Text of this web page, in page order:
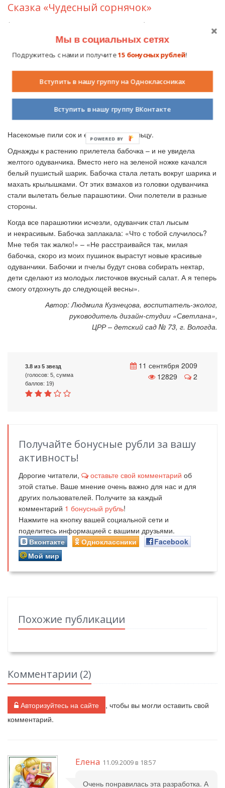
Сказка «Чудесный сорнячок»
(авторы – дети подготовительной группы)
Была зима. Одуванчик спал в земле. Но вот наступила весна,
растаял снег, и одуванчик проснулся. Захотел он посмотреть,
Сначала одуванчик стоял на зеленой ножке-стебельке, и
головка его была зеленой. Ярко светило солнышко.
Прошло время, и одуванчик раскрылся, стал желтым. К нему
прибегали дети и говорили: «Привет, одуванчик – желтый
сарафанчик!». Прилетали пчелы, бабочки, комары, мухи.
Насекомые пили сок и ели сладкую пыльцу.
Однажды к растению прилетела бабочка – и не увидела
желтого одуванчика. Вместо него на зеленой ножке качался
белый пушистый шарик. Бабочка стала летать вокруг шарика и
махать крылышками. От этих взмахов из головки одуванчика
стали вылетать белые парашютики. Они полетели в разные
стороны.
Когда все парашютики исчезли, одуванчик стал лысым
и некрасивым. Бабочка заплакала: «Что с тобой случилось?
Мне тебя так жалко!» – «Не расстраивайся так, милая
бабочка, скоро из моих пушинок вырастут новые красивые
одуванчики. Бабочки и пчелы будут снова собирать нектар,
дети сделают из молодых листочков вкусный салат. А я теперь
смогу отдохнуть до следующей весны».
Автор: Людмила Кузнецова, воспитатель-эколог,
руководитель дизайн-студии «Светлана»,
ЦРР – детский сад № 73, г. Вологда.
3.8 из 5 звезд
(голосов: 5, сумма
баллов: 19)
11 сентября 2009
12829
2
Получайте бонусные рубли за вашу
активность!
Дорогие читатели, оставьте свой комментарий об
этой статье. Ваше мнение очень важно для нас и для
других пользователей. Получите за каждый
комментарий 1 бонусный рубль!
Нажмите на кнопку вашей социальной сети и
поделитесь информацией с вашими друзьями.
Вконтакте
Одноклассники
Facebook
Мой мир
Похожие публикации
Комментарии (2)
Авторизуйтесь на сайте
, чтобы вы могли оставить свой
комментарий.
Елена 11.09.2009 в 18:57
Очень понравилась эта разработка. А
Мы в социальных сетях
Подружитесь с нами и получите15 бонусных рублей!
Вступить в нашу группу на Одноклассниках
Вступить в нашу группу ВКонтакте
POWERED BY